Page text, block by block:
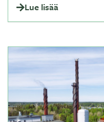
Lue lisää